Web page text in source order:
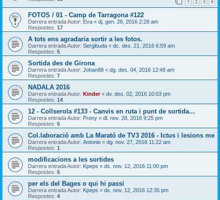
1 2 3 4
FOTOS / 01 - Camp de Tarragona #122
Darrera entrada Autor: Eva « dj. gen. 28, 2016 2:28 am
Respostes: 17
A tots ens agradaria sortir a les fotos.
Darrera entrada Autor: Sergibuda « dc. des. 21, 2016 6:59 am
Respostes: 5
Sortida des de Girona
Darrera entrada Autor: Johan88 « dg. des. 04, 2016 12:49 am
Respostes: 7
NADALA 2016
Darrera entrada Autor: Kinder« dv. des. 02, 2016 10:03 pm
Respostes: 14
12 - Collserola #133 - Canvis en ruta i punt de sortida...
Darrera entrada Autor: Prony « dl. nov. 28, 2016 9:25 pm
Respostes: 6
Col.laboració amb La Marató de TV3 2016 - Ictus i lesions me
Darrera entrada Autor: Antonio « dg. nov. 27, 2016 11:22 am
Respostes: 1
modificacions a les sortides
Darrera entrada Autor: Kpeps « ds. nov. 12, 2016 11:00 pm
Respostes: 5
per els del Bages o qui hi passi
Darrera entrada Autor: Kpeps « ds. nov. 12, 2016 12:35 pm
Respostes: 4